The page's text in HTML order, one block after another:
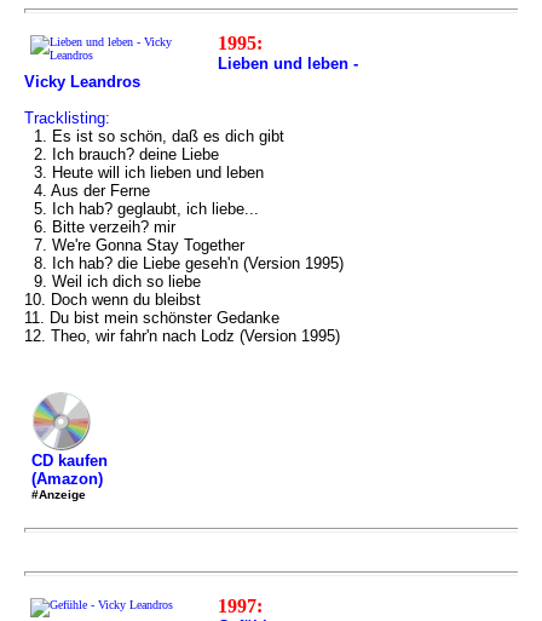
1995:
Lieben und leben -
Vicky Leandros
Tracklisting:
1. Es ist so schön, daß es dich gibt
2. Ich brauch? deine Liebe
3. Heute will ich lieben und leben
4. Aus der Ferne
5. Ich hab? geglaubt, ich liebe...
6. Bitte verzeih? mir
7. We're Gonna Stay Together
8. Ich hab? die Liebe geseh'n (Version 1995)
9. Weil ich dich so liebe
10. Doch wenn du bleibst
11. Du bist mein schönster Gedanke
12. Theo, wir fahr'n nach Lodz (Version 1995)
CD kaufen
(Amazon)
#Anzeige
1997: